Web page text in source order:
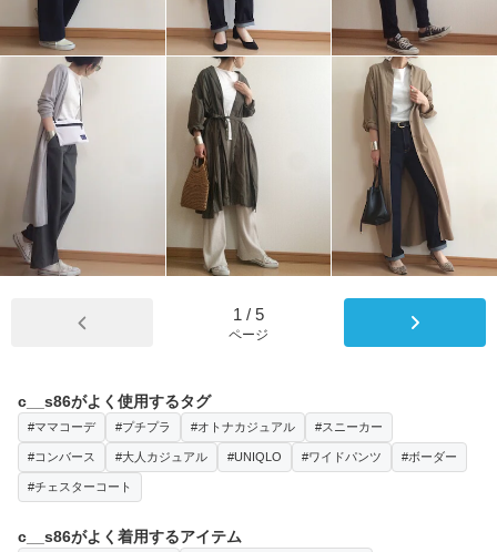
1 / 5
ページ
c__s86がよく使用するタグ
#ママコーデ #プチプラ #オトナカジュアル #スニーカー
#コンバース #大人カジュアル #UNIQLO #ワイドパンツ #ボーダー
#チェスターコート
c__s86がよく着用するアイテム